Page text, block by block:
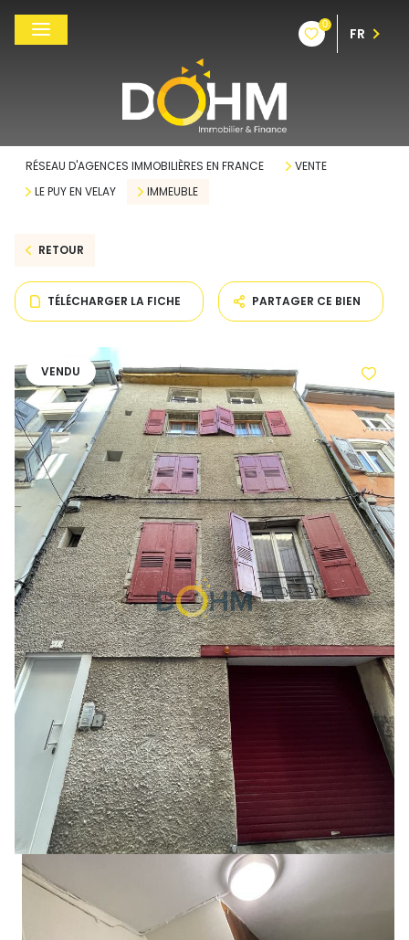
0
FR
RÉSEAU D'AGENCES IMMOBILIÈRES EN FRANCE
VENTE
LE PUY EN VELAY
IMMEUBLE
RETOUR
TÉLÉCHARGER LA FICHE PARTAGER CE BIEN
VENDU